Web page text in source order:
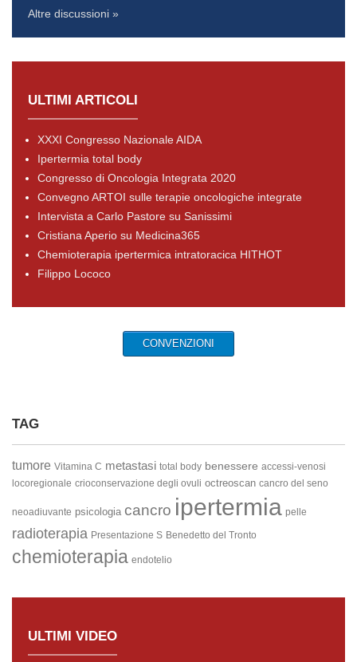
Altre discussioni »
ULTIMI ARTICOLI
XXXI Congresso Nazionale AIDA
Ipertermia total body
Congresso di Oncologia Integrata 2020
Convegno ARTOI sulle terapie oncologiche integrate
Intervista a Carlo Pastore su Sanissimi
Cristiana Aperio su Medicina365
Chemioterapia ipertermica intratoracica HITHOT
Filippo Lococo
CONVENZIONI
TAG
tumore Vitamina C metastasi total body benessere accessi-venosi
locoregionale crioconservazione degli ovuli octreoscan cancro del seno
neoadiuvante psicologia cancro ipertermia pelle
radioterapia Presentazione S Benedetto del Tronto
chemioterapia endotelio
ULTIMI VIDEO